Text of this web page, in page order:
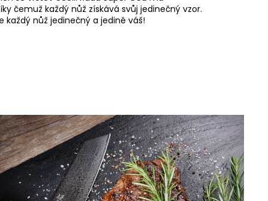
čemuž každý nůž získává svůj jedinečný vzor.
každý nůž jedinečný a jedině váš!